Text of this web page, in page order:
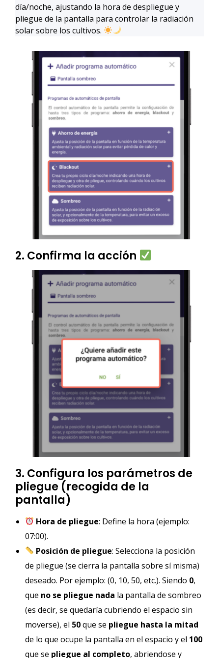
día/noche, ajustando la hora de despliegue y
pliegue de la pantalla para controlar la radiación
solar sobre los cultivos.
2. Confirma la acción
3. Configura los parámetros de
pliegue (recogida de la
pantalla)
Hora de pliegue: Define la hora (ejemplo:
07:00).
Posición de pliegue: Selecciona la posición
de pliegue (se cierra la pantalla sobre sí misma)
deseado. Por ejemplo: (0, 10, 50, etc.). Siendo 0,
que no se pliegue nada la pantalla de sombreo
(es decir, se quedaría cubriendo el espacio sin
moverse), el 50que se pliegue hasta la mitad
de lo que ocupe la pantalla en el espacio y el 100
que se pliegue al completo, abriendose y